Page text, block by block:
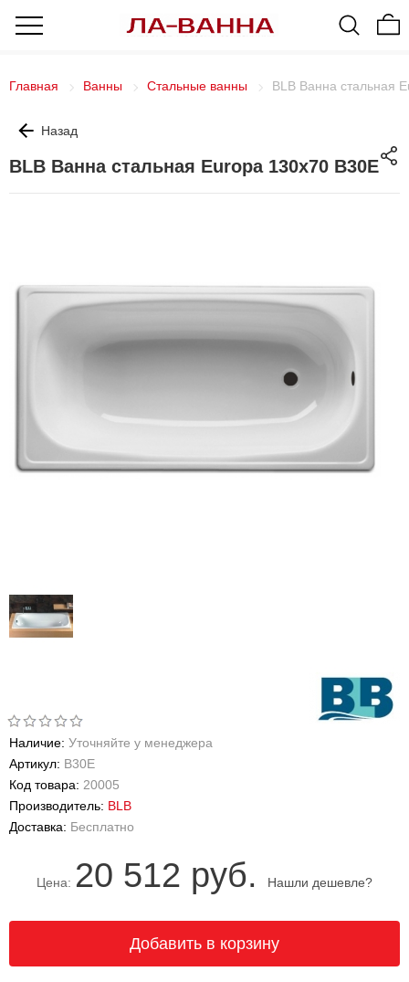
Главная Ванны Стальные ванны BLB Ванна стальная
Назад
BLB Ванна стальная Europa 130x70 B30E
Наличие: Уточняйте у менеджера
Артикул: B30E
Код товара: 20005
Производитель: BLB
Доставка: Бесплатно
Цена: 20 512 руб. Нашли дешевле?